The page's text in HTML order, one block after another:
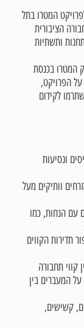
המטרו בתל
הציבורית
ותשתיות
בכנסת
הפרויקט,
לקידום
ונסיעות
וותיקים מעל
הנחות, כמו
הקווים
תחבורה
בין
קשישים,